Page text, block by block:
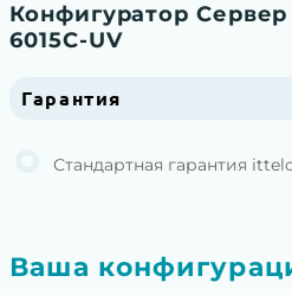
Конфигуратор Сервер
6015C-UV
Гарантия
Стандартная гарантия
Ваша